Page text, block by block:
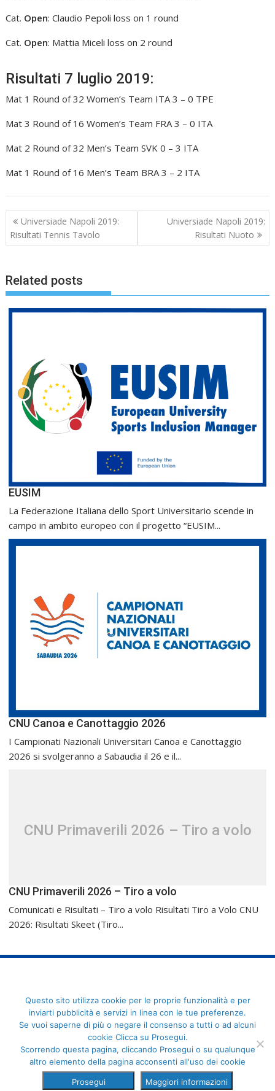
Cat. Open: Claudio Pepoli loss on 1 round
Cat. Open: Mattia Miceli loss on 2 round
Risultati 7 luglio 2019:
Mat 1 Round of 32 Women’s Team ITA 3 – 0 TPE
Mat 3 Round of 16 Women’s Team FRA 3 – 0 ITA
Mat 2 Round of 32 Men’s Team SVK 0 – 3 ITA
Mat 1 Round of 16 Men’s Team BRA 3 – 2 ITA
Navigazione
articoli
Universiade Napoli 2019:
Risultati Tennis Tavolo
Universiade Napoli 2019:
Risultati Nuoto
Related posts
EUSIM
La Federazione Italiana dello Sport Universitario scende in
campo in ambito europeo con il progetto “EUSIM...
CNU Canoa e Canottaggio 2026
I Campionati Nazionali Universitari Canoa e Canottaggio
2026 si svolgeranno a Sabaudia il 26 e il...
CNU Primaverili 2026 – Tiro a volo
CNU Primaverili 2026 – Tiro a volo
Comunicati e Risultati – Tiro a volo Risultati Tiro a Volo CNU
2026: Risultati Skeet (Tiro...
FederCUSI: Federazione Italiana dello Sport Universitario - Via
Angelo Brofferio, 7 - 00195 Roma - C.F. 80109270589
Questo sito utilizza cookie per le proprie funzionalità e per
inviarti pubblicità e servizi in linea con le tue preferenze.
Se vuoi saperne di più o negare il consenso a tutti o ad alcuni
cookie Clicca su Prosegui.
Scorrendo questa pagina, cliccando Prosegui o su qualunque
altro elemento della pagina acconsenti all'uso dei cookie
Prosegui Maggiori informazioni